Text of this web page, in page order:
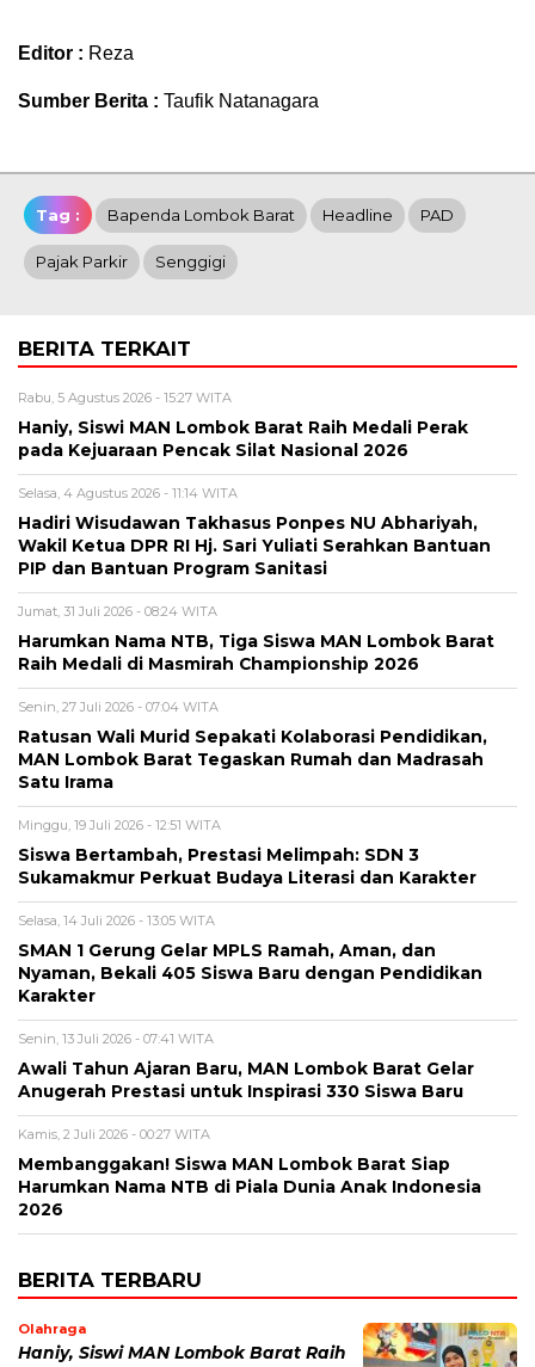
Editor : Reza
Sumber Berita : Taufik Natanagara
Tag : Bapenda Lombok Barat Headline PAD
Pajak Parkir Senggigi
BERITA TERKAIT
Rabu, 5 Agustus 2026 - 15:27 WITA
Haniy, Siswi MAN Lombok Barat Raih Medali Perak
pada Kejuaraan Pencak Silat Nasional 2026
Selasa, 4 Agustus 2026 - 11:14 WITA
Hadiri Wisudawan Takhasus Ponpes NU Abhariyah,
Wakil Ketua DPR RI Hj. Sari Yuliati Serahkan Bantuan
PIP dan Bantuan Program Sanitasi
Jumat, 31 Juli 2026 - 08:24 WITA
Harumkan Nama NTB, Tiga Siswa MAN Lombok Barat
Raih Medali di Masmirah Championship 2026
Senin, 27 Juli 2026 - 07:04 WITA
Ratusan Wali Murid Sepakati Kolaborasi Pendidikan,
MAN Lombok Barat Tegaskan Rumah dan Madrasah
Satu Irama
Minggu, 19 Juli 2026 - 12:51 WITA
Siswa Bertambah, Prestasi Melimpah: SDN 3
Sukamakmur Perkuat Budaya Literasi dan Karakter
Selasa, 14 Juli 2026 - 13:05 WITA
SMAN 1 Gerung Gelar MPLS Ramah, Aman, dan
Nyaman, Bekali 405 Siswa Baru dengan Pendidikan
Karakter
Senin, 13 Juli 2026 - 07:41 WITA
Awali Tahun Ajaran Baru, MAN Lombok Barat Gelar
Anugerah Prestasi untuk Inspirasi 330 Siswa Baru
Kamis, 2 Juli 2026 - 00:27 WITA
Membanggakan! Siswa MAN Lombok Barat Siap
Harumkan Nama NTB di Piala Dunia Anak Indonesia
2026
BERITA TERBARU
Olahraga
Haniy, Siswi MAN Lombok Barat Raih